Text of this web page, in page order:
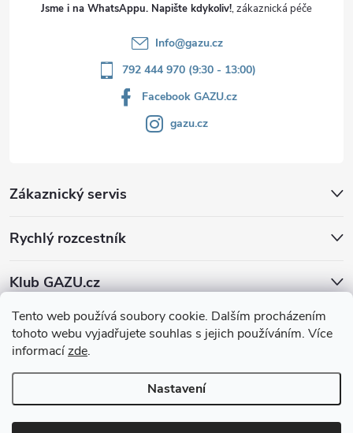
Tento web používá soubory cookie. Dalším procházením
tohoto webu vyjadřujete souhlas s jejich používáním. Více
informacízde.
Nastavení
Jsme i na WhatsAppu. Napište kdykoliv!
Info@gazu.cz
792 444 970 (9:30 - 13:00)
Facebook GAZU.cz
gazu.cz
Zákaznický servis
Rychlý rozcestník
Klub GAZU.cz
Copyright 2026GAZU.cz | moderní koberce. Všechna práva vyhrazena.